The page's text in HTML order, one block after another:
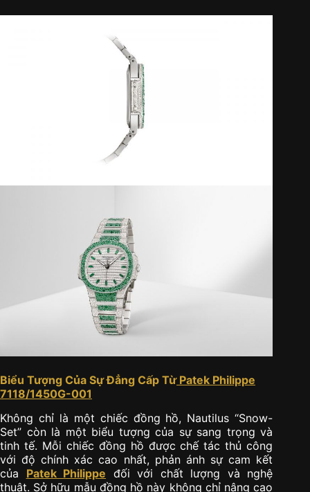
Biểu Tượng Của Sự Đẳng Cấp TừPatek Philippe
7118/1450G-001
Không chỉ là một chiếc đồng hồ, Nautilus “Snow-
Set” còn là một biểu tượng của sự sang trọng và
tinh tế. Mỗi chiếc đồng hồ được chế tác thủ công
với độ chính xác cao nhất, phản ánh sự cam kết
của Patek Philippe đối với chất lượng và nghệ
thuật. Sở hữu mẫu đồng hồ này không chỉ nâng cao